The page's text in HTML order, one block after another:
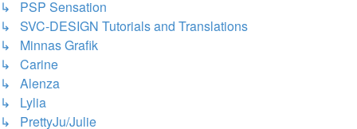
↳ PSP Sensation
↳ SVC-DESIGN Tutorials and Translations
↳ Minnas Grafik
↳ Carine
↳ Alenza
↳ Lylia
↳ PrettyJu/Julie